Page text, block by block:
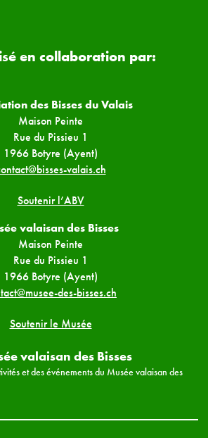
en collaboration par:
des Bisses du Valais
Maison Peinte
Rue du Pissieu 1
1966 Botyre (Ayent)
valais.ch
Soutenir l’ABV
valaisan des Bisses
Maison Peinte
Rue du Pissieu 1
1966 Botyre (Ayent)
des-bisses.ch
Soutenir le Musée
valaisan des Bisses
et des événements du Musée valaisan des